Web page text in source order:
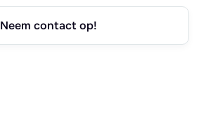
Neem contact op!